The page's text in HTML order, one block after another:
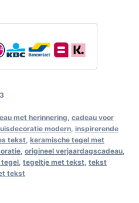
met herinnering cadeau voor
modern inspirerende
tekst keramische tegel met
origineel verjaardagscadeau
tegeltje met tekst tekst
tekst